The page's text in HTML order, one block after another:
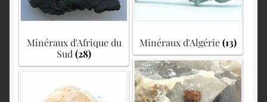
Minéraux d'Afrique du
Sud(28)
Minéraux d'Algérie(13)